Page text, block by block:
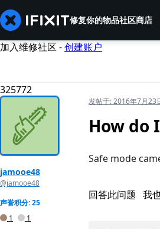
修复你的物品社区商店
加入维修社区 -创建账户
325772
jamooe48
@jamooe48
声誉积分: 25
1
1
发帖于:2016年7月23
How do
Safe mode
回答此问题 我